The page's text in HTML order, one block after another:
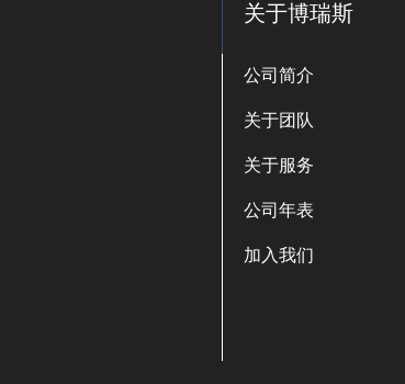
关于博瑞斯
公司简介
关于团队
关于服务
公司年表
加入我们